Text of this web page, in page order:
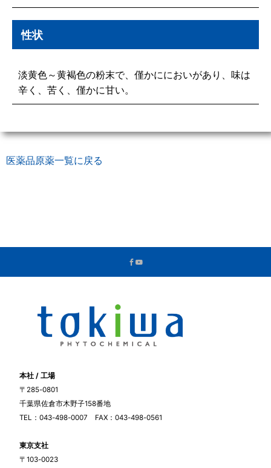
性状
淡黄色～黄褐色の粉末で、僅かににおいがあり、味は
辛く、苦く、僅かに甘い。
医薬品原薬一覧に戻る
本社 / 工場
〒285-0801
千葉県佐倉市木野子158番地
TEL：043-498-0007 FAX：043-498-0561
東京支社
〒103-0023